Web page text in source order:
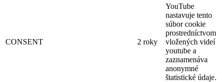
CONSENT 2 roky
YouTube
nastavuje tento
súbor cookie
prostredníctvom
vložených videí
youtube a
zaznamenáva
anonymné
štatistické údaje.